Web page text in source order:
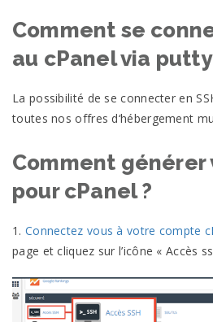
Comment se
au cPanel via putty
La possibilité de se connecter en
toutes nos offres d‘hébergement
Comment générer
pour cPanel ?
1. Connectez vous à votre compte
page et cliquez sur l’icône « Accès